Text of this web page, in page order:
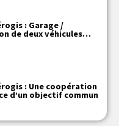
: Garage /
de deux véhicules
: Une coopération
d’un objectif commun